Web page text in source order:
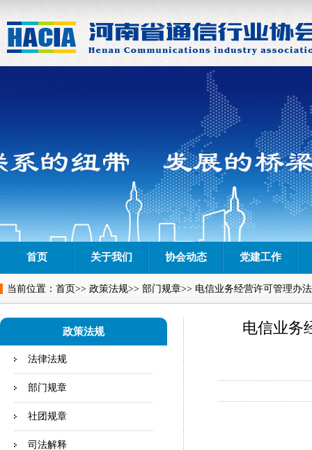
首页 关于我们 协会动态 党建工作
当前位置： 首页>> 政策法规>> 部门规章>> 电信业务经营许可管理办
电信业务
政策法规
法律法规
部门规章
社团规章
司法解释